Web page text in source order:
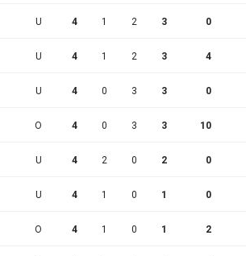
U 4 1 2 3 0
U 4 1 2 3 4
U 4 0 3 3 0
O 4 0 3 3 10
U 4 2 0 2 0
U 4 1 0 1 0
O 4 1 0 1 2